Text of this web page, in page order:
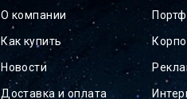
О компании
Как купить
Новости
Доставка и оплата